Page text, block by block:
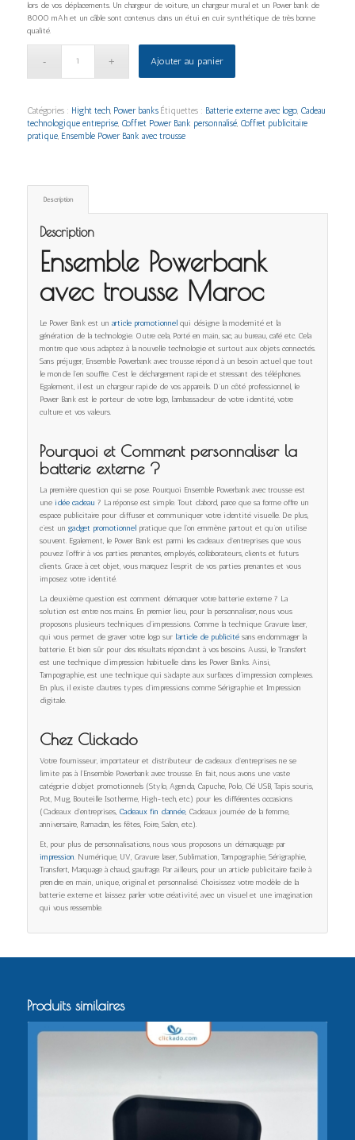
lors de vos déplacements. Un chargeur de voiture, un chargeur mural et un Power bank de
8000 mAh et un câble sont contenus dans un étui en cuir synthétique de très bonne
qualité.
Ajouter au panier
Catégories : Hight tech, Power banks Étiquettes : Batterie externe avec logo, Cadeau
technologique entreprise, Coffret Power Bank personnalisé, Coffret publicitaire
pratique, Ensemble Power Bank avec trousse
Description
Description
Ensemble Powerbank
avec trousse Maroc
Le Power Bank est un article promotionnelqui désigne la modernité et la
génération de la technologie. Outre cela, Porté en main, sac, au bureau, café etc. Cela
montre que vous adaptez à la nouvelle technologie et surtout aux objets connectés.
Sans préjuger, Ensemble Powerbank avec trousse répond à un besoin actuel que tout
le monde l’en souffre. C’est le déchargement rapide et stressant des téléphones.
Egalement, il est un chargeur rapide de vos appareils. D’un côté professionnel, le
Power Bank est le porteur de votre logo, l’ambassadeur de votre identité, votre
culture et vos valeurs.
Pourquoi et Comment personnaliser la
batterie externe ?
La première question qui se pose. Pourquoi Ensemble Powerbank avec trousse est
une idée cadeau ? La réponse est simple. Tout d’abord, parce que sa forme offre un
espace publicitaire pour diffuser et communiquer votre identité visuelle. De plus,
c’est un gadget promotionnel pratique que l’on emmène partout et qu’on utilise
souvent. Egalement, le Power Bank est parmi les cadeaux d’entreprises que vous
pouvez l’offrir à vos parties prenantes, employés, collaborateurs, clients et futurs
clients. Grace à cet objet, vous marquez l’esprit de vos parties prenantes et vous
imposez votre identité.
La deuxième question est comment démarquer votre batterie externe ? La
solution est entre nos mains. En premier lieu, pour la personnaliser, nous vous
proposons plusieurs techniques d’impressions. Comme la technique Gravure laser,
qui vous permet de graver votre logo sur l’article de publicitésans endommager la
batterie. Et bien sûr pour des résultats répondant à vos besoins. Aussi, le Transfert
est une technique d’impression habituelle dans les Power Banks. Ainsi,
Tampographie, est une technique qui s’adapte aux surfaces d’impression complexes.
En plus, il existe d’autres types d’impressions comme Sérigraphie et Impression
digitale.
Chez Clickado
Votre fournisseur, importateur et distributeur de cadeaux d’entreprises ne se
limite pas à l’Ensemble Powerbank avec trousse. En fait, nous avons une vaste
catégorie d’objet promotionnels (Stylo, Agenda, Capuche, Polo, Clé USB, Tapis souris,
Pot, Mug, Bouteille Isotherme, High-tech, etc.) pour les différentes occasions
(Cadeaux d’entreprises, Cadeaux fin d’année, Cadeaux journée de la femme,
anniversaire, Ramadan, les fêtes, Foire, Salon, etc.).
Et, pour plus de personnalisations, nous vous proposons un démarquage par
impression. Numérique, UV, Gravure laser, Sublimation, Tampographie, Sérigraphie,
Transfert, Marquage à chaud, gaufrage. Par ailleurs, pour un article publicitaire facile à
prendre en main, unique, original et personnalisé. Choisissez votre modèle de la
batterie externe et laissez parler votre créativité, avec un visuel et une imagination
qui vous ressemble.
Produits similaires